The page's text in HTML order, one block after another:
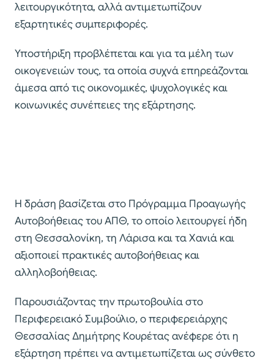
λειτουργικότητα, αλλά αντιμετωπίζουν
εξαρτητικές συμπεριφορές.
Υποστήριξη προβλέπεται και για τα μέλη των
οικογενειών τους, τα οποία συχνά επηρεάζονται
άμεσα από τις οικονομικές, ψυχολογικές και
κοινωνικές συνέπειες της εξάρτησης.
Η δράση βασίζεται στο Πρόγραμμα Προαγωγής
Αυτοβοήθειας του ΑΠΘ, το οποίο λειτουργεί ήδη
στη Θεσσαλονίκη, τη Λάρισα και τα Χανιά και
αξιοποιεί πρακτικές αυτοβοήθειας και
αλληλοβοήθειας.
Παρουσιάζοντας την πρωτοβουλία στο
Περιφερειακό Συμβούλιο, ο περιφερειάρχης
Θεσσαλίας Δημήτρης Κουρέτας ανέφερε ότι η
εξάρτηση πρέπει να αντιμετωπίζεται ως σύνθετο